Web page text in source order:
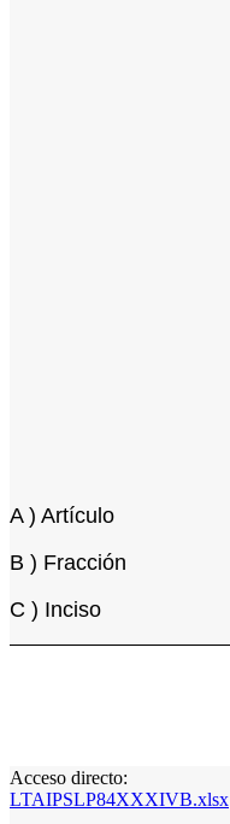
A ) Artículo
B ) Fracción
C ) Inciso
Acceso directo:
LTAIPSLP84XXXIVB.xlsx